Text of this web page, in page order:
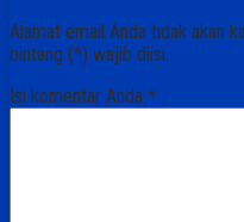
Alamat email Anda tidak akan
bintang (*) wajib diisi.
Isi komentar Anda *